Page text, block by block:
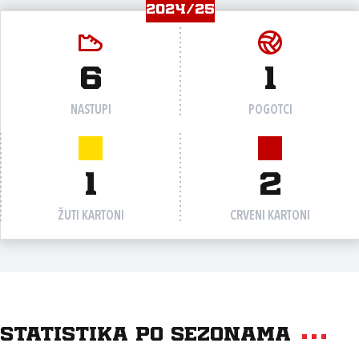
2024/25
6
NASTUPI
1
POGOTCI
1
ŽUTI KARTONI
2
CRVENI KARTONI
Statistika po sezonama